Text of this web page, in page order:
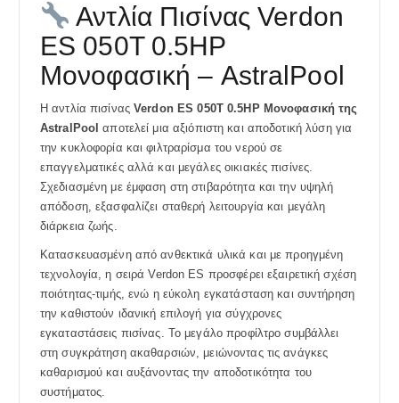
Αντλία Πισίνας Verdon
ES 050T 0.5HP
Μονοφασική – AstralPool
Η αντλία πισίναςVerdon ES 050T 0.5HP Μονοφασική της
AstralPool αποτελεί μια αξιόπιστη και αποδοτική λύση για
την κυκλοφορία και φιλτραρίσμα του νερού σε
επαγγελματικές αλλά και μεγάλες οικιακές πισίνες.
Σχεδιασμένη με έμφαση στη στιβαρότητα και την υψηλή
απόδοση, εξασφαλίζει σταθερή λειτουργία και μεγάλη
διάρκεια ζωής.
Κατασκευασμένη από ανθεκτικά υλικά και με προηγμένη
τεχνολογία, η σειρά Verdon ES προσφέρει εξαιρετική σχέση
ποιότητας-τιμής, ενώ η εύκολη εγκατάσταση και συντήρηση
την καθιστούν ιδανική επιλογή για σύγχρονες
εγκαταστάσεις πισίνας. Το μεγάλο προφίλτρο συμβάλλει
στη συγκράτηση ακαθαρσιών, μειώνοντας τις ανάγκες
καθαρισμού και αυξάνοντας την αποδοτικότητα του
συστήματος.